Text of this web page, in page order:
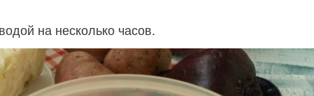
на несколько часов.